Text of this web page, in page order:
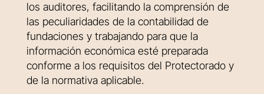
los auditores, facilitando la comprensión de
las peculiaridades de la contabilidad de
fundaciones y trabajando para que la
información económica esté preparada
conforme a los requisitos del Protectorado y
de la normativa aplicable.